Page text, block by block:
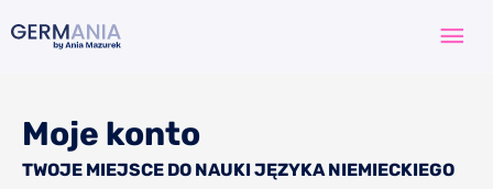
do
Moje konto
TWOJE MIEJSCE DO NAUKI JĘZYKA NIEMIECKIEGO